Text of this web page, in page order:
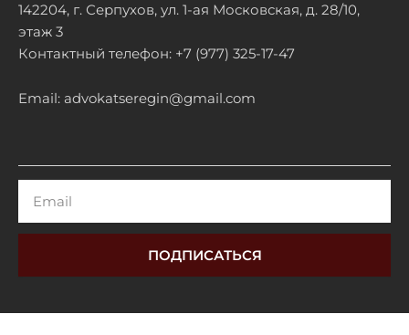
142204, г. Серпухов, ул. 1-ая Московская, д. 28/10,
этаж 3
Контактный телефон: +7 (977) 325-17-47
Email: advokatseregin@gmail.com
ПОДПИСАТЬСЯ